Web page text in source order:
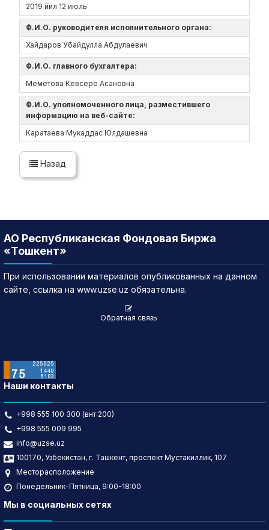
2019 йил 12 июль
Ф.И.О. руководителя исполнительного органа:
Хайдаров Убайдулла Абдулаевич
Ф.И.О. главного бухгалтера:
Меметова Кевсере Асановна
Ф.И.О. уполномоченного лица, разместившего
информацию на веб-сайте:
Каратаева Мукаддас Юлдашевна
Назад
АО Республиканская Фондовая Биржа
«Тошкент»
При использовании материалов опубликованных на данном
сайте, ссылка на www.uzse.uz обязательна.
Обратная связь
Наши контакты
+998 555 100 300 (внт:200)
+998 555 009 995
info@uzse.uz
100170, Узбекистан, г. Ташкент, проспект Мустакиллик, 107
Месторасположение
Понедельник-Пятница, 9:00-18:00
Мы в социальных сетях